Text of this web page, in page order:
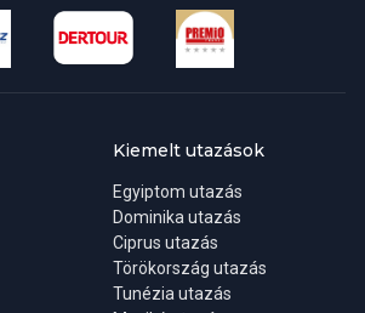
Kiemelt utazások
Egyiptom utazás
Dominika utazás
Ciprus utazás
Törökország utazás
Tunézia utazás